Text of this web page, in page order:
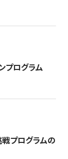
プログラム
プログラムの